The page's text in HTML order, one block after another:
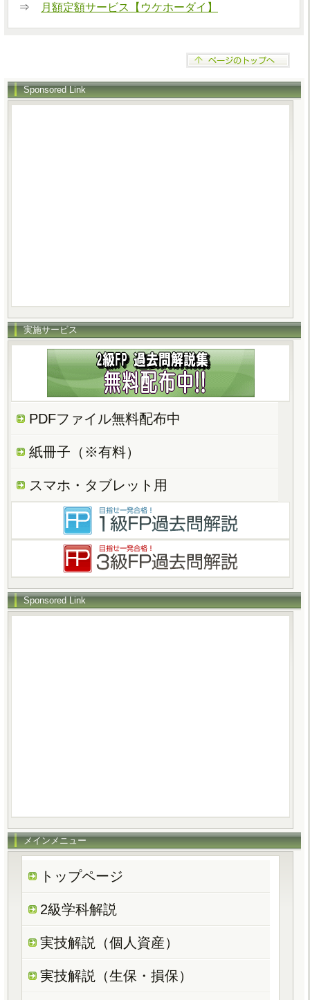
⇒
月額定額サービス【ウケホーダイ】
Sponsored Link
実施サービス
PDFファイル無料配布中
紙冊子（※有料）
スマホ・タブレット用
Sponsored Link
メインメニュー
トップページ
2級学科解説
実技解説（個人資産）
実技解説（生保・損保）